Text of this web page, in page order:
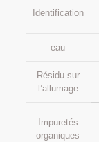
Identification
eau
Résidu sur
l’allumage
Impuretés
organiques